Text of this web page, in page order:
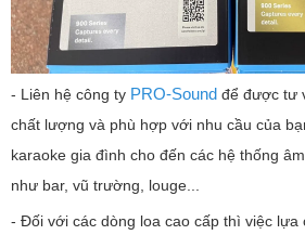
- Liên hệ công ty PRO-Sound để được tư
chất lượng và phù hợp với nhu cầu của
karaoke gia đình cho đến các hệ thống
như bar, vũ trường, louge...
- Đối với các dòng loa cao cấp thì việc lựa